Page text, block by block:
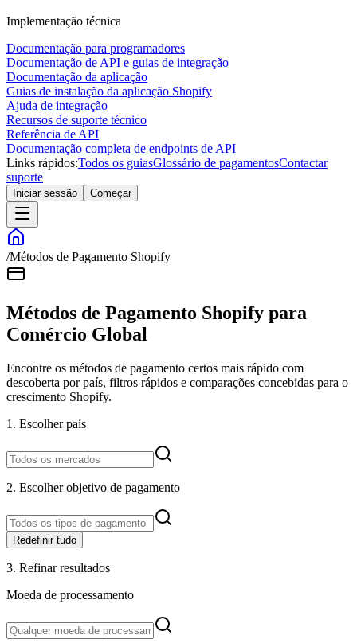
Implementação técnica
Documentação para programadores
Documentação de API e guias de integração
Documentação da aplicação
Guias de instalação da aplicação Shopify
Ajuda de integração
Recursos de suporte técnico
Referência de API
Documentação completa de endpoints de API
Links rápidos:Todos os guiasGlossário de pagamentosContactar
suporte
Iniciar sessão Começar
/Métodos de Pagamento Shopify
Métodos de Pagamento Shopify para
Comércio Global
Encontre os métodos de pagamento certos mais rápido com
descoberta por país, filtros rápidos e comparações concebidas para o
crescimento Shopify.
1. Escolher país
2. Escolher objetivo de pagamento
Redefinir tudo
3. Refinar resultados
Moeda de processamento